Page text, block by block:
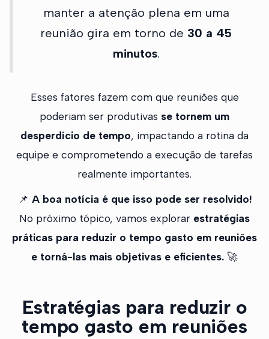
manter a atenção plena em uma
reunião gira em torno de 30 a 45
minutos.
Esses fatores fazem com que reuniões que
poderiam ser produtivas se tornem um
desperdício de tempo, impactando a rotina da
equipe e comprometendo a execução de tarefas
realmente importantes.
📌 A boa notícia é que isso pode ser resolvido!
No próximo tópico, vamos explorar estratégias
práticas para reduzir o tempo gasto em reuniões
e torná-las mais objetivas e eficientes. 🚀
Estratégias para reduzir o
tempo gasto em reuniões